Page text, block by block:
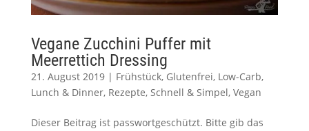
Vegane Zucchini Puffer mit
Meerrettich Dressing
21. August 2019| Frühstück, Glutenfrei, Low-Carb,
Lunch & Dinner, Rezepte, Schnell & Simpel, Vegan
Dieser Beitrag ist passwortgeschützt. Bitte gib das